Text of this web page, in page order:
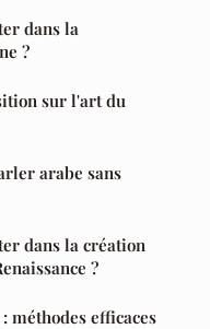
dans la
?
sur l'art du
arabe sans
dans la création
?
méthodes efficaces